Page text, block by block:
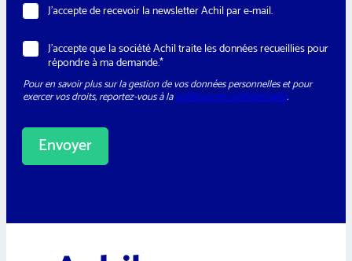
N
e
w
s
e
t
t
r
J’accepte de recevoir la newsletter Achil par e-mail.
R
G
D
*
J’accepte que la société Achil traite les données recueillies pour
répondre à ma demande.*
Pour en savoir plus sur la gestion de vos données personnelles et pour
exercer vos droits, reportez-vous à lapolitique de confidentialité.
Envoyer
e